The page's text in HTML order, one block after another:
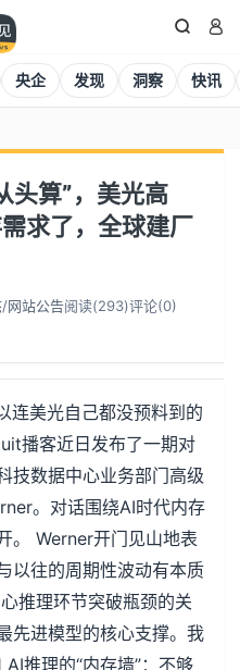
 
央企 发现 洞察 快讯
头算”，美光高
求了，全球建厂
/网站公告阅读(293)评论(0)
连美光自己都没预料到的
播客近日发布了一期对
技数据中心业务部门高级
。对话围绕AI时代内存
。 Werner开门见山地表
以往的周期性波动有本质
推理环节突破瓶颈的关
先进模型的核心支撑。我
推理的“内存墙”：不够